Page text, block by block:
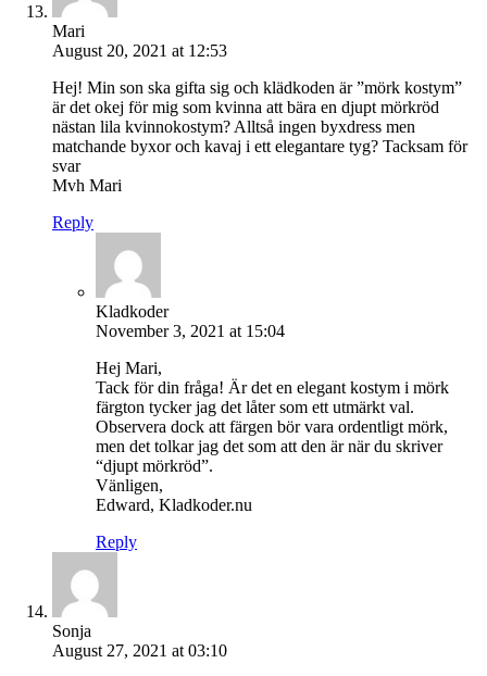
Mari
August 20, 2021 at 12:53
Hej! Min son ska gifta sig och klädkoden är ”mörk kostym”
är det okej för mig som kvinna att bära en djupt mörkröd
nästan lila kvinnokostym? Alltså ingen byxdress men
matchande byxor och kavaj i ett elegantare tyg? Tacksam för
svar
Mvh Mari
Reply
Kladkoder
November 3, 2021 at 15:04
Hej Mari,
Tack för din fråga! Är det en elegant kostym i mörk
färgton tycker jag det låter som ett utmärkt val.
Observera dock att färgen bör vara ordentligt mörk,
men det tolkar jag det som att den är när du skriver
“djupt mörkröd”.
Vänligen,
Edward, Kladkoder.nu
Reply
Sonja
August 27, 2021 at 03:10